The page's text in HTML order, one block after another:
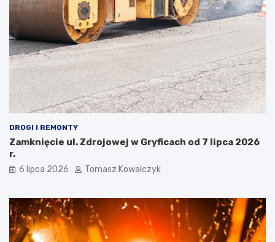
DROGI I REMONTY
Zamknięcie ul. Zdrojowej w Gryficach od 7 lipca 2026
r.
6 lipca 2026 Tomasz Kowalczyk